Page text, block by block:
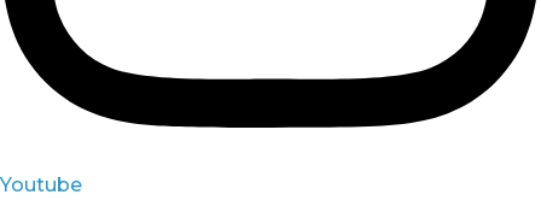
Youtube